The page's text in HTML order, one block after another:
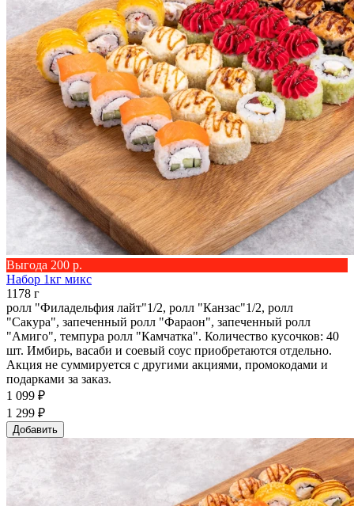
Выгода 200 р.
Набор 1кг микс
1178 г
ролл "Филадельфия лайт"1/2, ролл "Канзас"1/2, ролл
"Сакура", запеченный ролл "Фараон", запеченный ролл
"Амиго", темпура ролл "Камчатка". Количество кусочков: 40
шт. Имбирь, васаби и соевый соус приобретаются отдельно.
Акция не суммируется с другими акциями, промокодами и
подарками за заказ.
1 099 ₽
1 299 ₽
Добавить